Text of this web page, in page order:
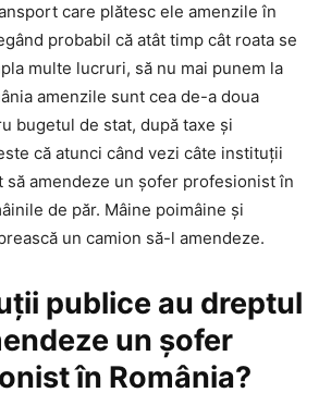
care plătesc ele amenzile în
probabil că atât timp cât roata se
multe lucruri, să nu mai punem la
amenzile sunt cea de-a doua
bugetul de stat, după taxe și
că atunci când vezi câte instituții
să amendeze un șofer profesionist în
de păr. Mâine poimâine și
un camion să-l amendeze.
publice au dreptul
un șofer
în România?